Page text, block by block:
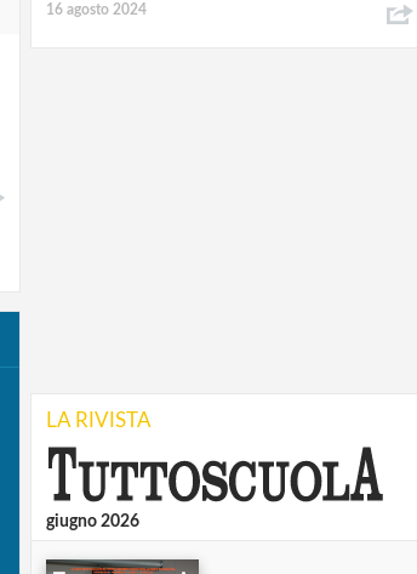
16 agosto 2024
LA RIVISTA
giugno 2026